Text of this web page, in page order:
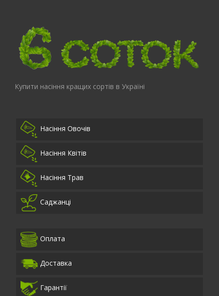
Купити насіння кращих сортів в Україні
Насіння Овочів
Насіння Квітів
Насіння Трав
Саджанці
Оплата
Доставка
Гарантії